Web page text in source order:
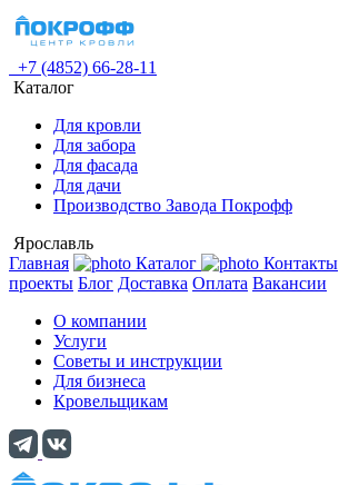
+7 (4852) 66-28-11
Каталог
Для кровли
Для забора
Для фасада
Для дачи
Производство Завода Покрофф
Ярославль
Главная
Каталог Контакты
проекты Блог Доставка Оплата Вакансии
О компании
Услуги
Советы и инструкции
Для бизнеса
Кровельщикам